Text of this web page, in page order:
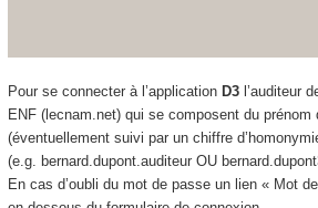
Pour se connecter à l’application D3l’auditeur
ENF (lecnam.net) qui se composent du prénom
(éventuellement suivi par un chiffre
(e.g. bernard.dupont.auditeur OU
En cas d’oubli du mot de passe un lien « Mot